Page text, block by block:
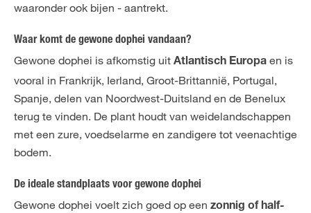
waaronder ook bijen - aantrekt.
Waar komt de gewone dophei vandaan?
Gewone dophei is afkomstig uit Atlantisch Europa en is
vooral in Frankrijk, Ierland, Groot-Brittannië, Portugal,
Spanje, delen van Noordwest-Duitsland en de Benelux
terug te vinden. De plant houdt van weidelandschappen
met een zure, voedselarme en zandigere tot veenachtige
bodem.
De ideale standplaats voor gewone dophei
Gewone dophei voelt zich goed op een zonnig of half-